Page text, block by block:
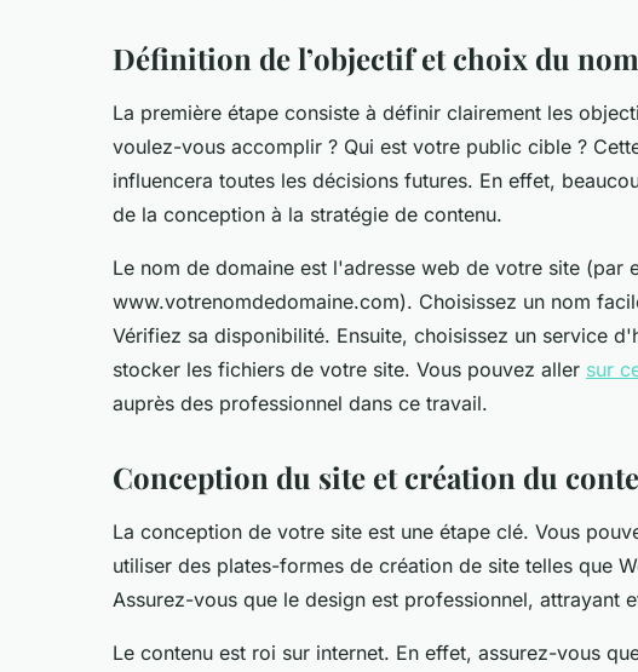
Définition de l’objectif et choix du nom
La première étape consiste à définir clairement les
voulez-vous accomplir ? Qui est votre public cible ?
influencera toutes les décisions futures. En effet,
de la conception à la stratégie de contenu.
Le nom de domaine est l'adresse web de votre site (par
www.votrenomdedomaine.com). Choisissez un nom
Vérifiez sa disponibilité. Ensuite, choisissez un service
stocker les fichiers de votre site. Vous pouvez aller sur
auprès des professionnel dans ce travail.
Conception du site et création du
La conception de votre site est une étape clé. Vous
utiliser des plates-formes de création de site telles que
Assurez-vous que le design est professionnel, attrayant
Le contenu est roi sur internet. En effet, assurez-vous